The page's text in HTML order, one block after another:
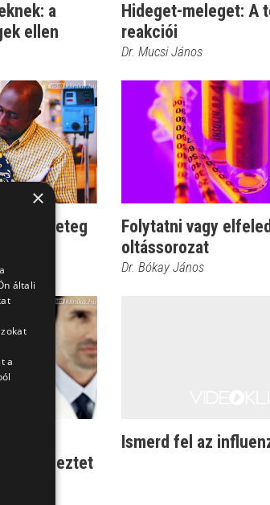
a
ellen
Hideget-meleget: A
reakciói
Dr. Mucsi János
Mitől beteg
Folytatni vagy
oltássorozat
Dr. Bókay János
figyelmeztet
Ismerd fel az
×
általi
a